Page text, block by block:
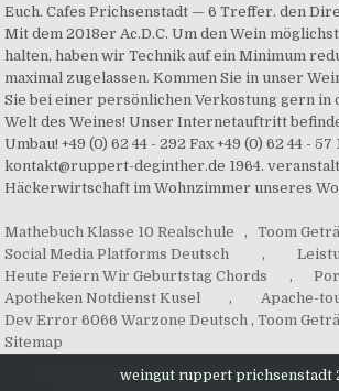
Mathebuch Klasse 10 Realschule , Toom
Social Media Platforms Deutsch
,
Heute Feiern Wir Geburtstag Chords
,
Apotheken Notdienst Kusel
, Apache-
Dev Error 6066 Warzone Deutsch , Toom
Sitemap
weingut ruppert prichsenstadt